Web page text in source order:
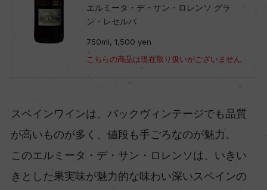
エルミータ・デ・サン・ロレンソ グラ
ン・レセルバ
750ml, 1,500 yen
こちらの商品は現在取り扱いがございません
スペインワインは、バックヴィンテージでも品質
が高いものが多く、値段も手ごろなのが魅力。
このエルミータ・デ・サン・ロレンソは、いきい
きとした果実味が魅力的な味わい深いスペインの